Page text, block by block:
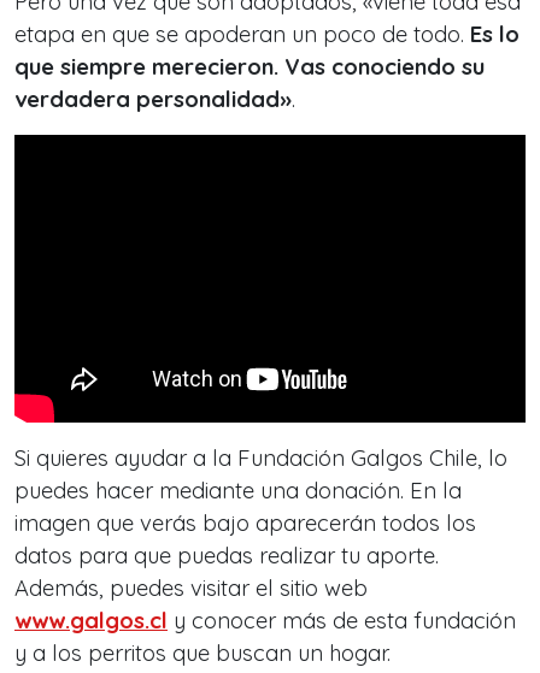
etapa en que se apoderan un poco de todo. Es lo
que siempre merecieron. Vas conociendo su
verdadera personalidad».
Si quieres ayudar a la Fundación Galgos Chile, lo
puedes hacer mediante una donación. En la
imagen que verás bajo aparecerán todos los
datos para que puedas realizar tu aporte.
Además, puedes visitar el sitio web
www.galgos.cl y conocer más de esta fundación
y a los perritos que buscan un hogar.